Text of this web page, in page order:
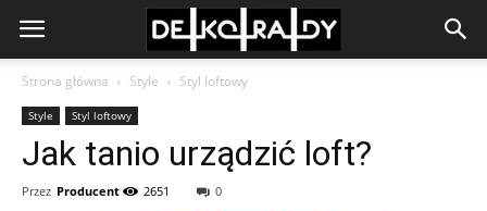
Strona główna Style Styl loftowy
Style Styl loftowy
Jak tanio urządzić loft?
Przez Producent 2651 0